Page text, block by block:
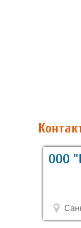
ООО